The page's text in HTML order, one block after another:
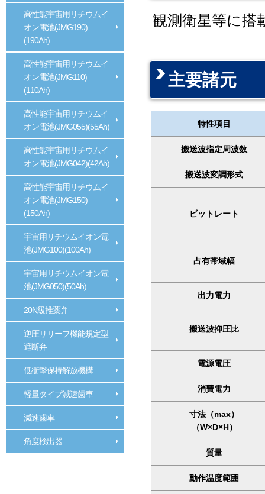
高性能宇宙用リチウムイ
オン電池(JMG190)
(190Ah)
高性能宇宙用リチウムイ
オン電池(JMG110)
(110Ah)
高性能宇宙用リチウムイ
オン電池(JMG055)(55Ah)
高性能宇宙用リチウムイ
オン電池(JMG042)(42Ah)
高性能宇宙用リチウムイ
オン電池(JMG150)
(150Ah)
宇宙用リチウムイオン電
池(JMG100)(100Ah)
宇宙用リチウムイオン電
池(JMG050)(50Ah)
20N級推薬弁
逆圧リリーフ機能規定型
遮断弁
低衝撃保持解放機構
軽量タイプ減速歯車
減速歯車
角度検出器
観測衛星等に搭
主要諸元
特性項目
搬送波指定周波数
搬送波変調形式
ビットレート
占有帯域幅
出力電力
搬送波抑圧比
電源電圧
消費電力
寸法（max）
（W×D×H）
質量
動作温度範囲